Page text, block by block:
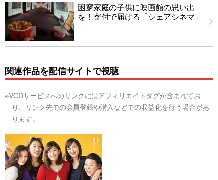
困窮家庭の子供に映画館の思い出
を！寄付で届ける「シェアシネマ」
関連作品を配信サイトで視聴
※VODサービスへのリンクにはアフィリエイトタグが含まれてお
り、リンク先での会員登録や購入などでの収益化を行う場合があ
ります。